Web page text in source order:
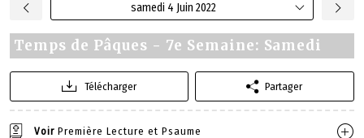
samedi 4 Juin 2022
Temps de Pâques - 7e Semaine: Samedi
Télécharger Partager
Voir Première Lecture et Psaume